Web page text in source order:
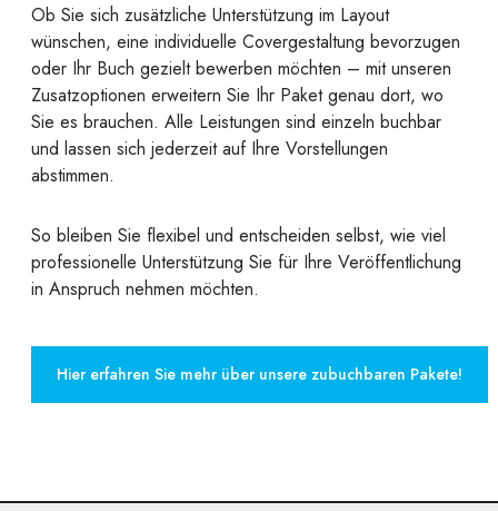
Ob Sie sich zusätzliche Unterstützung im Layout
wünschen, eine individuelle Covergestaltung bevorzugen
oder Ihr Buch gezielt bewerben möchten – mit unseren
Zusatzoptionen erweitern Sie Ihr Paket genau dort, wo
Sie es brauchen. Alle Leistungen sind einzeln buchbar
und lassen sich jederzeit auf Ihre Vorstellungen
abstimmen.
So bleiben Sie flexibel und entscheiden selbst, wie viel
professionelle Unterstützung Sie für Ihre Veröffentlichung
in Anspruch nehmen möchten.
Hier erfahren Sie mehr über unsere zubuchbaren Pakete!